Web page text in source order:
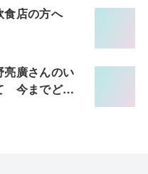
食店の方へ
亮廣さんのい
今までどれ
実験。随時